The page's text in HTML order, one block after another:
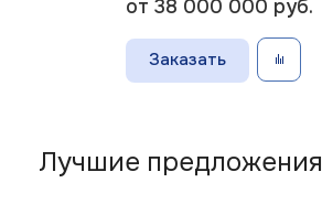
от 38 000 000 руб.
Заказать
Лучшие предложения